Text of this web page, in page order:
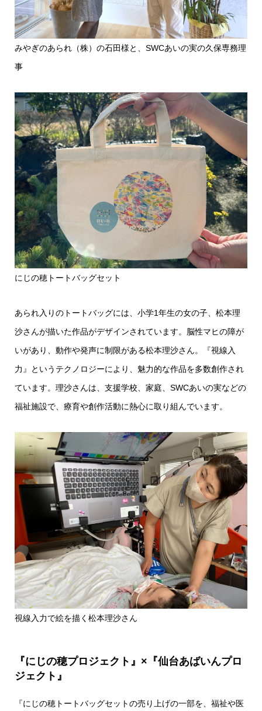
みやぎのあられ（株）の石田様と、SWCあいの実の久保専務理
事
にじの穂トートバッグセット
あられ入りのトートバッグには、小学1年生の女の子、松本理
沙さんが描いた作品がデザインされています。脳性マヒの障が
いがあり、動作や発声に制限がある松本理沙さん。『視線入
力』というテクノロジーにより、魅力的な作品を多数創作され
ています。理沙さんは、支援学校、家庭、SWCあいの実などの
福祉施設で、療育や創作活動に熱心に取り組んでいます。
視線入力で絵を描く松本理沙さん
『にじの穂プロジェクト』×『仙台あばいんプロ
ジェクト』
『にじの穂トートバッグセットの売り上げの一部を、福祉や医